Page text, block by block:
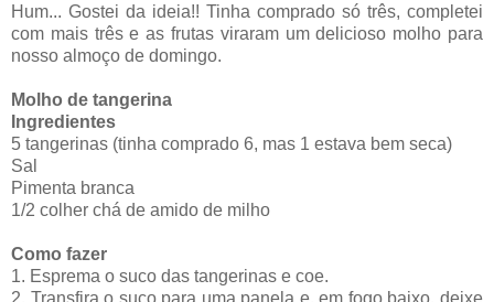
Hum... Gostei da ideia!! Tinha comprado só três, completei
com mais três e as frutas viraram um delicioso molho para
nosso almoço de domingo.
Molho de tangerina
Ingredientes
5 tangerinas (tinha comprado 6, mas 1 estava bem seca)
Sal
Pimenta branca
1/2 colher chá de amido de milho
Como fazer
1. Esprema o suco das tangerinas e coe.
2. Transfira o suco para uma panela e, em fogo baixo, deixe